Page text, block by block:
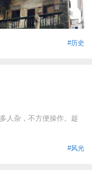
#历史
人杂，不方便操作。趁
#风光